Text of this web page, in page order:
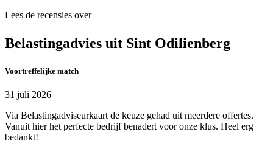
Lees de recensies over
Belastingadvies uit Sint Odilienberg
Voortreffelijke match
31 juli 2026
Via Belastingadviseurkaart de keuze gehad uit meerdere offertes.
Vanuit hier het perfecte bedrijf benadert voor onze klus. Heel erg
bedankt!